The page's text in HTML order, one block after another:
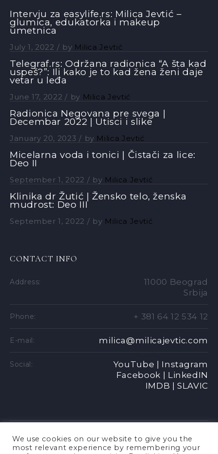
Intervju za easylife.rs: Milica Jevtić –
glumica, edukatorka i makeup
umetnica
July 1, 2022 by Milica Jevtić
Telegraf.rs: Održana radionica “A šta kad
uspeš?”: Ili kako je to kad žena ženi daje
vetar u leđa
June 17, 2022 by Milica Jevtić
Radionica Negovana pre svega |
Decembar 2022 | Utisci i slike
January 20, 2023 by Milica Jevtić
Micelarna voda i tonici | Čistači za lice:
Deo II
September 1, 2022 by Milica Jevtić
Klinika dr Žutić | Žensko telo, ženska
mudrost: Deo III
September 1, 2022 by Milica Jevtić
CONTACT INFO
Address:
11000 Beograd
Srbija
Phone: + 381 64 12 534 12
E-mail: milica@milicajevtic.com
Social: YouTube |
Instagram
Facebook |
LinkedIN
IMDB |
SLAVIC
We use cookies on our website to give you the
most relevant experience by remembering your